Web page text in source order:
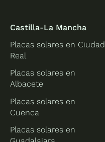
Castilla-La Mancha
Placas solares en Ciudad
Real
Placas solares en
Albacete
Placas solares en
Cuenca
Placas solares en